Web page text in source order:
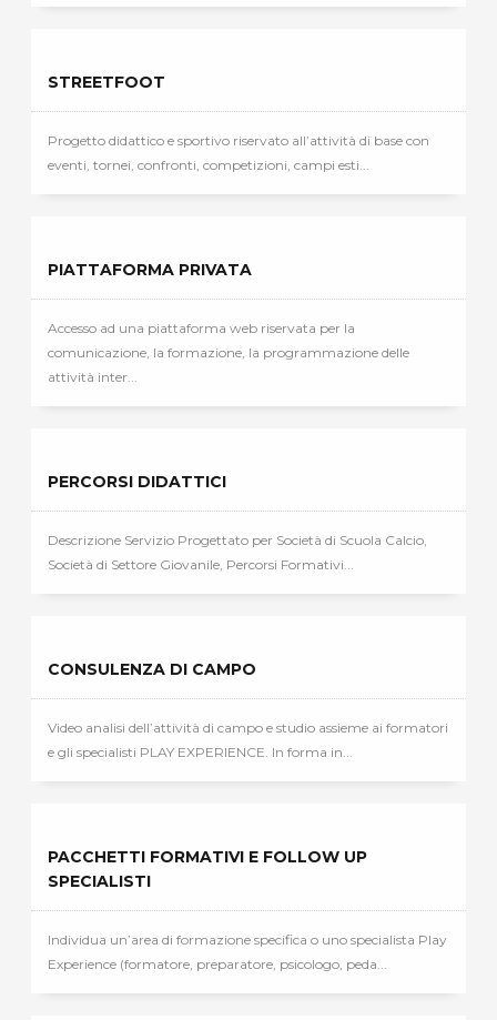
STREETFOOT
Progetto didattico e sportivo riservato all’attività di base con
eventi, tornei, confronti, competizioni, campi esti...
PIATTAFORMA PRIVATA
Accesso ad una piattaforma web riservata per la
comunicazione, la formazione, la programmazione delle
attività inter...
PERCORSI DIDATTICI
Descrizione Servizio Progettato per Società di Scuola Calcio,
Società di Settore Giovanile, Percorsi Formativi...
CONSULENZA DI CAMPO
Video analisi dell’attività di campo e studio assieme ai formatori
e gli specialisti PLAY EXPERIENCE. In forma in...
PACCHETTI FORMATIVI E FOLLOW UP
SPECIALISTI
Individua un’area di formazione specifica o uno specialista Play
Experience (formatore, preparatore, psicologo, peda...